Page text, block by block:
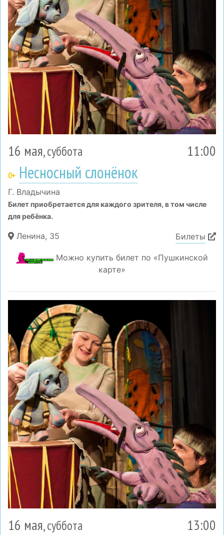
16 мая, суббота 11:00
0+ Несносный слонёнок
Г. Владычина
Билет приобретается для каждого зрителя, в том числе
для ребёнка.
Ленина, 35 Билеты
Можно купить билет по «Пушкинской
карте»
16 мая, суббота 13:00